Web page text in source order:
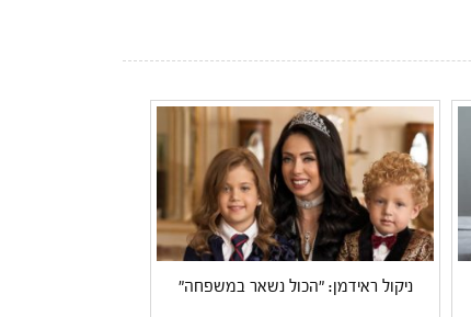
ניקול ראידמן: "הכול נשאר במשפחה"